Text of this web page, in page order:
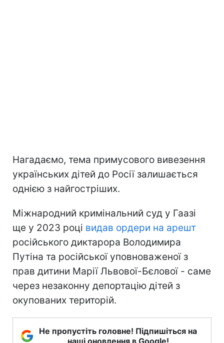
Нагадаємо, тема примусового вивезення
українських дітей до Росії залишається
однією з найгостріших.
Міжнародний кримінальний суд у Гаазі
ще у 2023 році видав ордери на арешт
російського диктарора Володимира
Путіна та російської уповноваженої з
прав дитини Марії Львової-Бєлової - саме
через незаконну депортацію дітей з
окупованих територій.
Не пропустіть головне! Підпишіться на
наші оновлення в Google!